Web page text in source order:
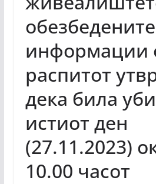
обезбедените
информации
распитот
дека била
истиот ден
(27.11.2023)
10.00 часот